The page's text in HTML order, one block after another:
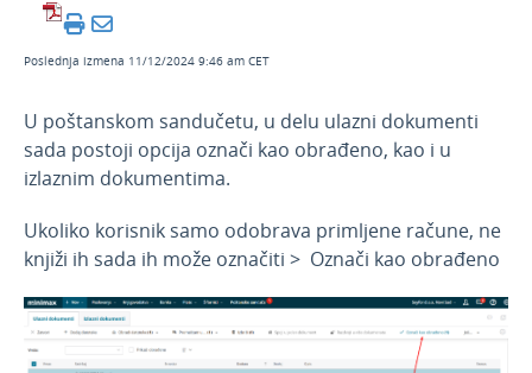
Jul 2025
Jun 2025
Mart 2025
Januar 2025
Novosti 2024
Poslednja izmena 11/12/2024 9:46 am CET
U poštanskom sandučetu, u delu ulazni dokumenti
sada postoji opcija označi kao obrađeno, kao i u
izlaznim dokumentima.
Ukoliko korisnik samo odobrava primljene račune, ne
knjiži ih sada ih može označiti > Označi kao obrađeno